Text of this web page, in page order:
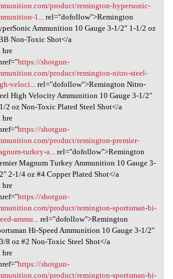
product/remington-hypersonic-
1...rel="dofollow">Remington
Ammunition 10 Gauge 3-1/2″ 1-1/2 oz
Non-Toxic Shot</a
hre
https://shotgun-
product/remington-nitro-steel-
veloci...rel="dofollow">Remington Nitro-
High Velocity Ammunition 10 Gauge 3-1/2″
2 oz Non-Toxic Plated Steel Shot</a
hre
https://shotgun-
product/remington-premier-
turkey-a...rel="dofollow">Remington
Magnum Turkey Ammunition 10 Gauge 3-
2-1/4 oz #4 Copper Plated Shot</a
hre
https://shotgun-
product/remington-sportsman-hi-
ammu...rel="dofollow">Remington
Hi-Speed Ammunition 10 Gauge 3-1/2″
8 oz #2 Non-Toxic Steel Shot</a
hre
https://shotgun-
product/remington-sportsman-hi-